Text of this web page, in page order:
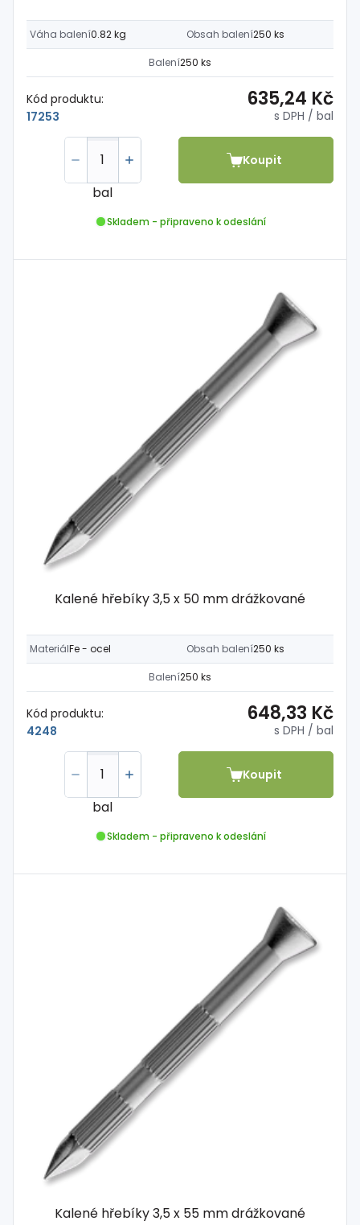
Váha balení0.82 kg Obsah balení250 ks
Balení250 ks
Kód produktu:
17253
635,24 Kč
s DPH / bal
bal
Koupit
Skladem - připraveno k odeslání
Kalené hřebíky 3,5 x 50 mm drážkované
MateriálFe - ocel Obsah balení250 ks
Balení250 ks
Kód produktu:
4248
648,33 Kč
s DPH / bal
bal
Koupit
Skladem - připraveno k odeslání
Kalené hřebíky 3,5 x 55 mm drážkované